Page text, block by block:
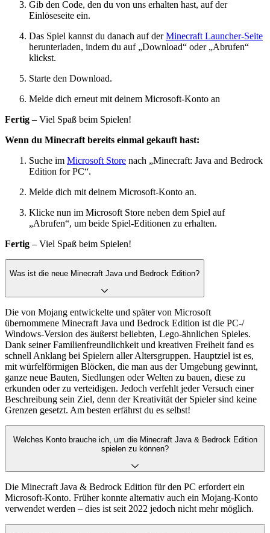
Gib den Code, den du von uns erhalten hast, auf der
Einlöseseite ein.
Das Spiel kannst du danach auf derMinecraft Launcher-Seite
herunterladen, indem du auf „Download“ oder „Abrufen“
klickst.
Starte den Download.
Melde dich erneut mit deinem Microsoft-Konto an
Fertig – Viel Spaß beim Spielen!
Wenn du Minecraft bereits einmal gekauft hast:
Suche im Microsoft Store nach „Minecraft: Java and Bedrock
Edition for PC“.
Melde dich mit deinem Microsoft-Konto an.
Klicke nun im Microsoft Store neben dem Spiel auf
„Abrufen“, um beide Spiel-Editionen zu erhalten.
Fertig – Viel Spaß beim Spielen!
Was ist die neue Minecraft Java und Bedrock Edition?
Die von Mojang entwickelte und später von Microsoft
übernommene Minecraft Java und Bedrock Edition ist die PC-/
Windows-Version des äußerst beliebten, Lego-ähnlichen Spieles.
Dank seiner Familienfreundlichkeit und kreativen Freiheit fand es
schnell Anklang bei Spielern aller Altersgruppen. Hauptziel ist es,
mit würfelförmigen Blöcken, die man aus der Umgebung gewinnt,
ganze neue Bauten, Siedlungen oder Welten zu bauen, diese zu
erkunden oder zu verteidigen. Jedoch verfehlt jeder Versuch einer
Beschreibung sein Ziel, denn der Kreativität der Spieler sind keine
Grenzen gesetzt. Am besten erfährst du es selbst!
Welches Konto brauche ich, um die Minecraft Java & Bedrock Edition
spielen zu können?
Die Minecraft Java & Bedrock Edition für den PC erfordert ein
Microsoft-Konto. Früher konnte alternativ auch ein Mojang-Konto
verwendet werden – dies ist seit 2022 jedoch nicht mehr möglich.